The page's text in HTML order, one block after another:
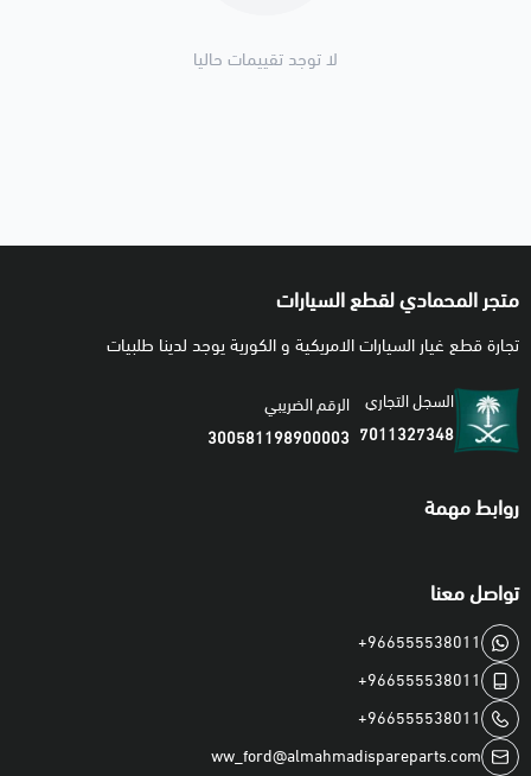
لا توجد تقييمات حاليا
متجر المحمادي لقطع السيارات
تجارة قطع غيار السيارات الامريكية و الكورية يوجد لدينا طلبيات
السجل التجاري
7011327348
الرقم الضريبي
300581198900003
روابط مهمة
تواصل معنا
+966555538011
+966555538011
+966555538011
ww_ford@almahmadispareparts.com